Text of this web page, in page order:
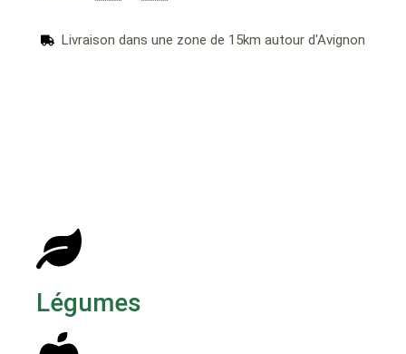
Livraison dans une zone de 15km autour d'Avignon
Légumes